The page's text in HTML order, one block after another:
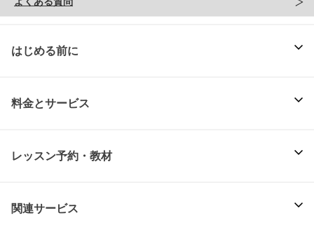
はじめる前に
料金とサービス
レッスン予約・教材
関連サービス